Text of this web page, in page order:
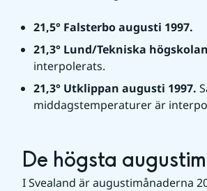
21,5° Falsterbo augusti 1997.
21,3° Lund/Tekniska
interpolerats.
21,3° Utklippan augusti 1997.
middagstemperaturer är
De högsta
I Svealand är augustimånaderna